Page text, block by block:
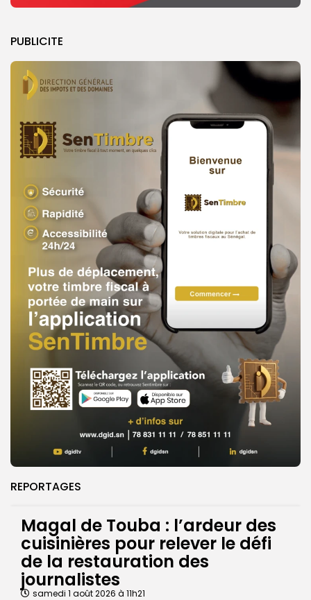
PUBLICITE
REPORTAGES
Magal de Touba : l’ardeur des
cuisinières pour relever le défi
de la restauration des
journalistes
samedi 1 août 2026 à 11h21